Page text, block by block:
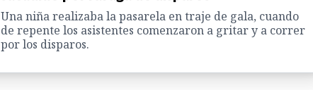
Una niña realizaba la pasarela en traje de gala, cuando
de repente los asistentes comenzaron a gritar y a correr
por los disparos.